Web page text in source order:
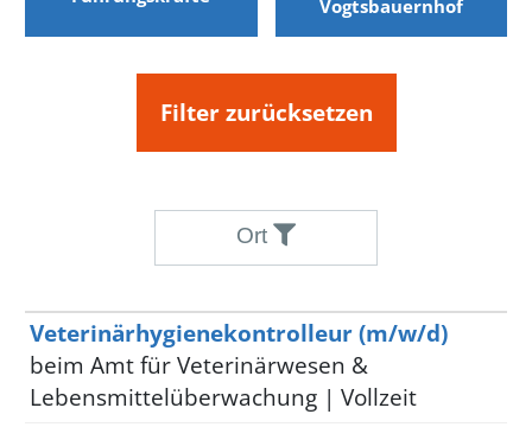
Vogtsbauernhof
Filter zurücksetzen
Ort
Stelle Ort
Veterinärhygienekontrolleur (m/w/d)
beim Amt für Veterinärwesen &
Lebensmittelüberwachung | Vollzeit